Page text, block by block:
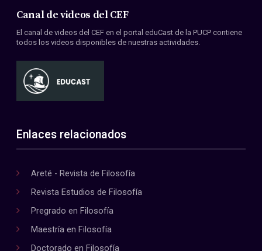
Canal de videos del CEF
El canal de videos del CEF en el portal eduCast de la PUCP contiene
todos los videos disponibles de nuestras actividades.
Enlaces relacionados
Areté - Revista de Filosofía
Revista Estudios de Filosofía
Pregrado en Filosofía
Maestría en Filosofía
Doctorado en Filosofía